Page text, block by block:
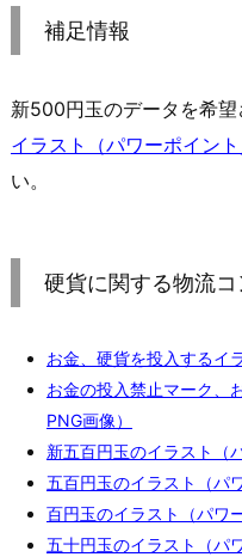
補足情報
新500円玉のデータを希
イラスト（パワーポイント
い。
硬貨に関する物流
お金、硬貨を投入するイ
お金の投入禁止マーク、
PNG画像）
新五百円玉のイラスト（
五百円玉のイラスト（パ
百円玉のイラスト（パワ
五十円玉のイラスト（パ